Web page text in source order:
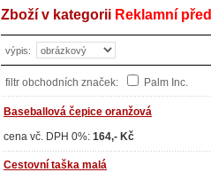
Zboží v kategorii Reklamní
výpis:
filtr obchodních značek: Palm Inc.
Baseballová čepice oranžová
cena vč. DPH 0%: 164,- Kč
Cestovní taška malá